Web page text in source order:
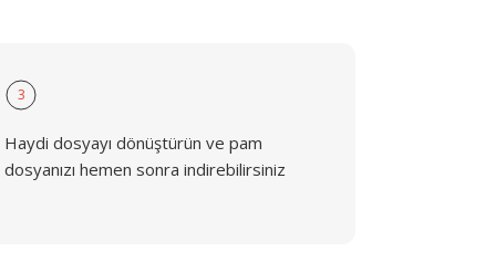
3
Haydi dosyayı dönüştürün ve pam
dosyanızı hemen sonra indirebilirsiniz